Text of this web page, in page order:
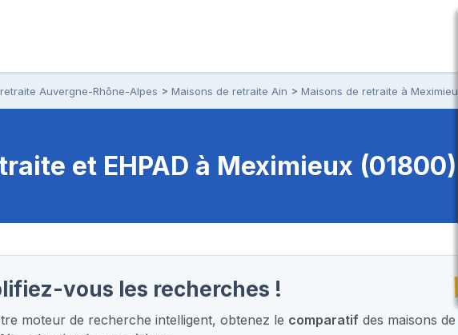
Auvergne-Rhône-Alpes Maisons de retraite Ain Maisons de retraite à Meximieux
et EHPAD à Meximieux (01800)
vous les recherches !
moteur de recherche intelligent, obtenez le comparatifdes maisons de